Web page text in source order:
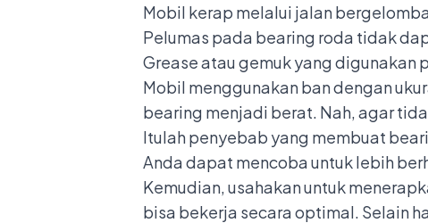
Mobil kerap melalui jalan
Pelumas pada bearing roda tidak
Grease atau gemuk yang digunakan
Mobil menggunakan ban dengan
bearing menjadi berat. Nah, agar
Itulah penyebab yang membuat
Anda dapat mencoba untuk lebih
Kemudian, usahakan untuk
bisa bekerja secara optimal. Selain